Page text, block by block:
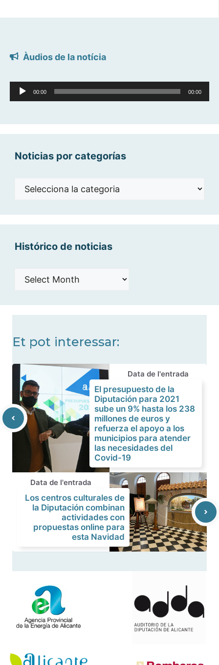
Àudios de la notícia
Reproductor
d'àudio
00:00 00:00
Noticias por categorías
Noticias
Histórico de noticias
Histórico
Et pot interessar:
Data de l'entrada
El presupuesto de la
Diputación para 2021
sube un 9% hasta los 238
millones de euros y
refuerza el apoyo a los
municipios para atender
las necesidades del
Covid-19
Data de l'entrada
Los centros culturales de
la Diputación combinan
actividades con
propuestas online para
esta Navidad